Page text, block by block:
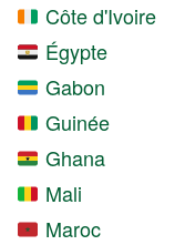
Côte d'Ivoire
Égypte
Gabon
Guinée
Ghana
Mali
Maroc